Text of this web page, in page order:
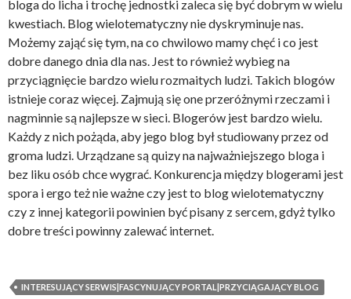
bloga do licha i trochę jednostki zaleca się być dobrym w wielu
kwestiach. Blog wielotematyczny nie dyskryminuje nas.
Możemy zająć się tym, na co chwilowo mamy chęć i co jest
dobre danego dnia dla nas. Jest to również wybieg na
przyciągnięcie bardzo wielu rozmaitych ludzi. Takich blogów
istnieje coraz więcej. Zajmują się one przeróżnymi rzeczami i
nagminnie są najlepsze w sieci. Blogerów jest bardzo wielu.
Każdy z nich pożąda, aby jego blog był studiowany przez od
groma ludzi. Urządzane są quizy na najważniejszego bloga i
bez liku osób chce wygrać. Konkurencja między blogerami jest
spora i ergo też nie ważne czy jest to blog wielotematyczny
czy z innej kategorii powinien być pisany z sercem, gdyż tylko
dobre treści powinny zalewać internet.
INTERESUJĄCY SERWIS|FASCYNUJĄCY PORTAL|PRZYCIĄGAJĄCY BLOG